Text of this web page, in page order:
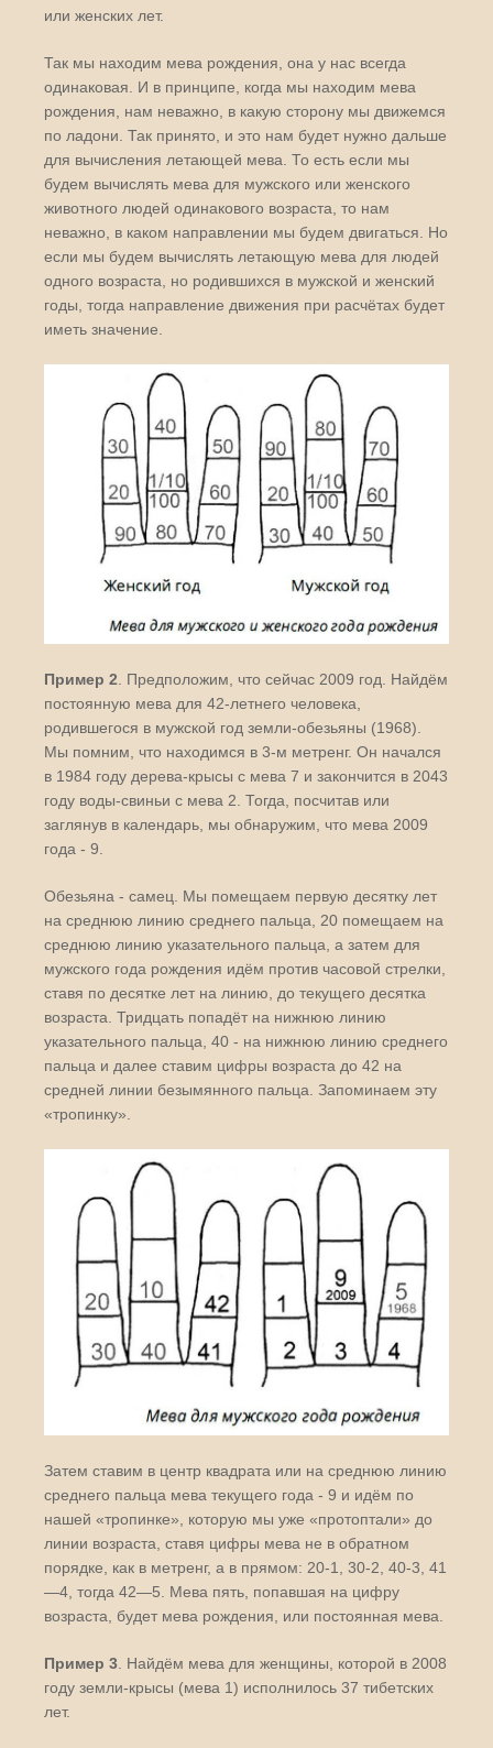
или женских лет.
Так мы находим мева рождения, она у нас всегда
одинаковая. И в принципе, когда мы находим мева
рождения, нам неважно, в какую сторону мы движемся
по ладони. Так принято, и это нам будет нужно дальше
для вычисления летающей мева. То есть если мы
будем вычислять мева для мужского или женского
животного людей одинакового возраста, то нам
неважно, в каком направлении мы будем двигаться. Но
если мы будем вычислять летающую мева для людей
одного возраста, но родившихся в мужской и женский
годы, тогда направление движения при расчётах будет
иметь значение.
Пример 2 . Предположим, что сейчас 2009 год. Найдём
постоянную мева для 42-летнего человека,
родившегося в мужской год земли-обезьяны (1968).
Мы помним, что находимся в 3-м метренг. Он начался
в 1984 году дерева-крысы с мева 7 и закончится в 2043
году воды-свиньи с мева 2. Тогда, посчитав или
заглянув в календарь, мы обнаружим, что мева 2009
года - 9.
Обезьяна - самец. Мы помещаем первую десятку лет
на среднюю линию среднего пальца, 20 помещаем на
среднюю линию указательного пальца, а затем для
мужского года рождения идём против часовой стрелки,
ставя по десятке лет на линию, до текущего десятка
возраста. Тридцать попадёт на нижнюю линию
указательного пальца, 40 - на нижнюю линию среднего
пальца и далее ставим цифры возраста до 42 на
средней линии безымянного пальца. Запоминаем эту
«тропинку».
Затем ставим в центр квадрата или на среднюю линию
среднего пальца мева текущего года - 9 и идём по
нашей «тропинке», которую мы уже «протоптали» до
линии возраста, ставя цифры мева не в обратном
порядке, как в метренг, а в прямом: 20-1, 30-2, 40-3, 41
—4, тогда 42—5. Мева пять, попавшая на цифру
возраста, будет мева рождения, или постоянная мева.
Пример 3 . Найдём мева для женщины, которой в 2008
году земли-крысы (мева 1) исполнилось 37 тибетских
лет.